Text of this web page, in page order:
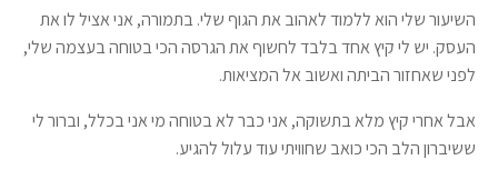
השיעור שלי הוא ללמוד לאהוב את הגוף שלי. בתמורה, אני אציל לו את
העסק. יש לי קיץ אחד בלבד לחשוף את הגרסה הכי בטוחה בעצמה שלי,
לפני שאחזור הביתה ואשוב אל המציאות.
אבל אחרי קיץ מלא בתשוקה, אני כבר לא בטוחה מי אני בכלל, וברור לי
ששיברון הלב הכי כואב שחוויתי עוד עלול להגיע.